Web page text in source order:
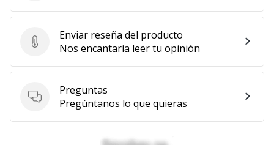
Enviar reseña del producto
Enviar reseña del producto
Nos encantaría leer tu opinión
Preguntas
Preguntas
Pregúntanos lo que quieras